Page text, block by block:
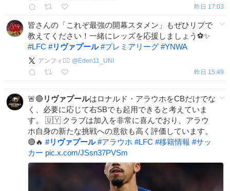
昨日 17:03
皆さんの「これぞ最強の開幕スタメン」もぜひリプで
教えてください！一緒にレッズを応援しましょう⚽️✨
#LFC #リヴァプール #プレミアリーグ #YNWA
アンフィ❤️‍🔥 @ Eden11_UNI
昨日 15:49
🚨🔴 リヴァプールはロナルド・アラウホをCBだけでな
く、必要に応じて右SBでも起用できると考えていま
す。 🇺🇾 クラブは加入を非常に喜んでおり、アラウ
ホ自身の新たな挑戦への意欲も高く評価しています。
🔴🔥 #リヴァプール #アラウホ #LFC #移籍情報 #サッ
カー pic.x.com/JSsn37PVSm